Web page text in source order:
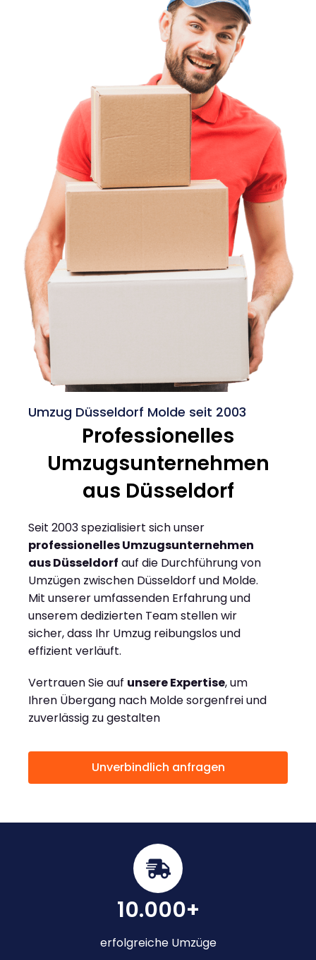
Umzug Düsseldorf Molde seit 2003
Professionelles
Umzugsunternehmen
aus Düsseldorf
Seit 2003 spezialisiert sich unser
professionelles Umzugsunternehmen
aus Düsseldorf auf die Durchführung von
Umzügen zwischen Düsseldorf und Molde.
Mit unserer umfassenden Erfahrung und
unserem dedizierten Team stellen wir
sicher, dass Ihr Umzug reibungslos und
effizient verläuft.
Vertrauen Sie auf unsere Expertise, um
Ihren Übergang nach Molde sorgenfrei und
zuverlässig zu gestalten
Unverbindlich anfragen
10.000+
erfolgreiche Umzüge